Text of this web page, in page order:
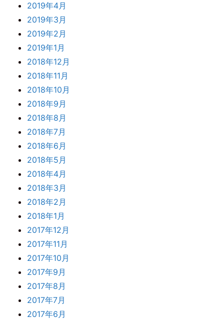
2019年4月
2019年3月
2019年2月
2019年1月
2018年12月
2018年11月
2018年10月
2018年9月
2018年8月
2018年7月
2018年6月
2018年5月
2018年4月
2018年3月
2018年2月
2018年1月
2017年12月
2017年11月
2017年10月
2017年9月
2017年8月
2017年7月
2017年6月